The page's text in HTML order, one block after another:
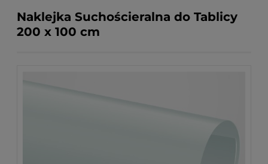
Naklejka Suchościeralna do Tablicy
200 x 100 cm